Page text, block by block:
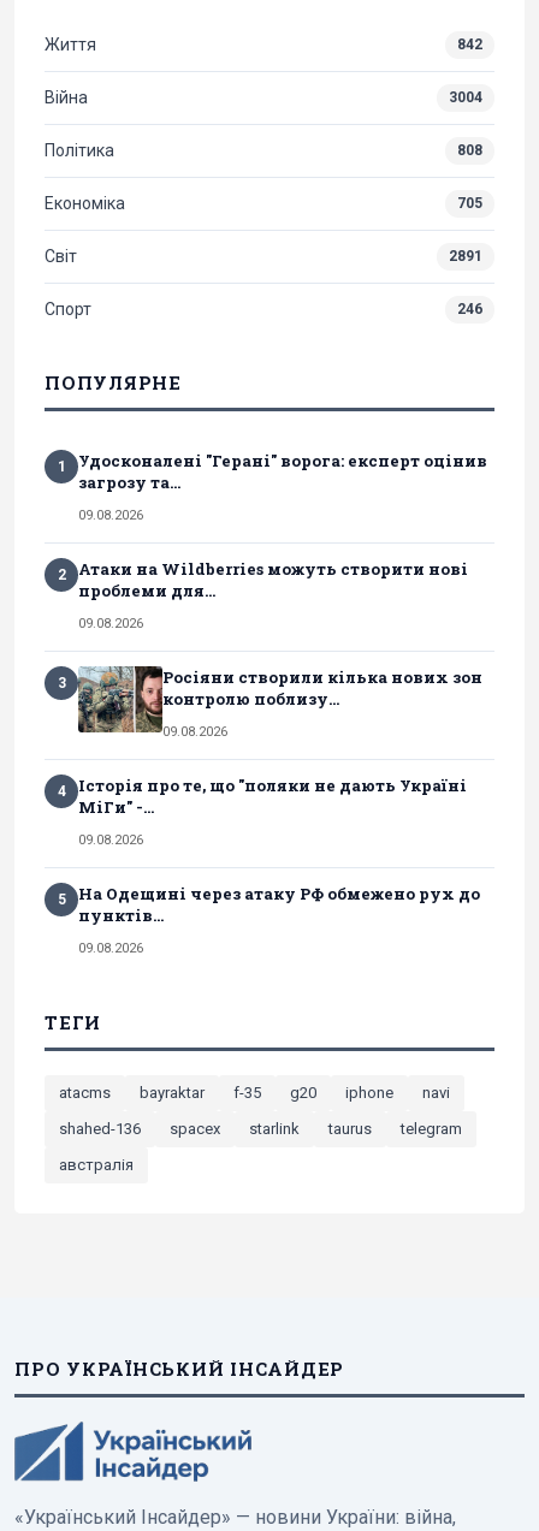
Життя 842
Війна 3004
Політика 808
Економіка 705
Світ 2891
Спорт 246
ПОПУЛЯРНЕ
1
Удосконалені "Герані" ворога: експерт оцінив
загрозу та...
09.08.2026
2
Атаки на Wildberries можуть створити нові
проблеми для...
09.08.2026
3
Росіяни створили кілька нових зон
контролю поблизу...
09.08.2026
4
Історія про те, що "поляки не дають Україні
МіГи" -...
09.08.2026
5
На Одещині через атаку РФ обмежено рух до
пунктів...
09.08.2026
ТЕГИ
atacms bayraktar f-35 g20 iphone
navi
shahed-136
spacex starlink taurus
telegram
австралія
ПРО УКРАЇНСЬКИЙ ІНСАЙДЕР
«Український Інсайдер» — новини України: війна,